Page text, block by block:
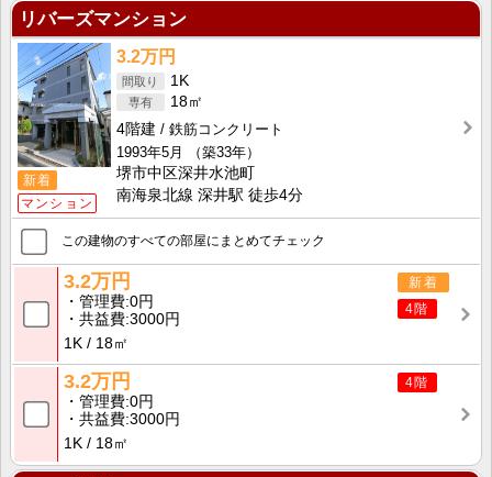
リバーズマンション
新着
マンション
3.2万円
1K
18㎡
4階建
鉄筋コンクリート
1993年5月
（築33年）
堺市中区深井水池町
南海泉北線 深井駅 徒歩4分
この建物のすべての部屋にまとめてチェック
新着
4階
3.2万円
管理費 0円
共益費 3000円
1K
18㎡
4階
3.2万円
管理費 0円
共益費 3000円
1K
18㎡